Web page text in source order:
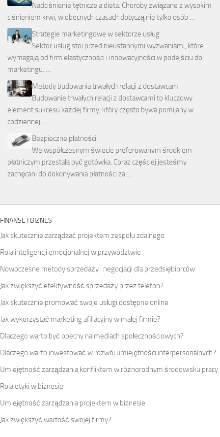
Nadciśnienie tętnicze a dieta. Choroby związane z wysokim
ciśnieniem krwi, w obecnych czasach dotyczą nie tylko osób …
Strategie marketingowe w sektorze usług
Sektor usług stoi przed nieustannymi wyzwaniami, które
wymagają od firm elastyczności i innowacyjności w podejściu do
marketingu. …
Metody budowania trwałych relacji z dostawcami
Budowanie trwałych relacji z dostawcami to kluczowy
element sukcesu każdej firmy, który często bywa pomijany w
codziennej …
Bezpieczne płatności
We współczesnym świecie preferowanym środkiem
płatniczym przestała być gotówka. Coraz częściej jesteśmy
zachęcani do dokonywania płatności za …
FINANSE I BIZNES
Jak skutecznie zarządzać projektem zespołu zdalnego
Rola inteligencji emocjonalnej w przywództwie
Nowoczesne metody sprzedaży i negocjacji dla przedsiębiorców
Jak zwiększyć efektywność sprzedaży przez telefon?
Jak skutecznie promować swoje usługi dostępne online
Jak wykorzystać marketing afiliacyjny w małej firmie?
Dlaczego warto być obecny na mediach społecznościowych?
Dlaczego warto inwestować w rozwój umiejętności interpersonalnych?
Umiejętność zarządzania konfliktem w różnorodnym środowisku pracy
Rola etyki w biznesie
Umiejętność zarządzania projektem w biznesie
Jak zwiększyć wartość swojej firmy?